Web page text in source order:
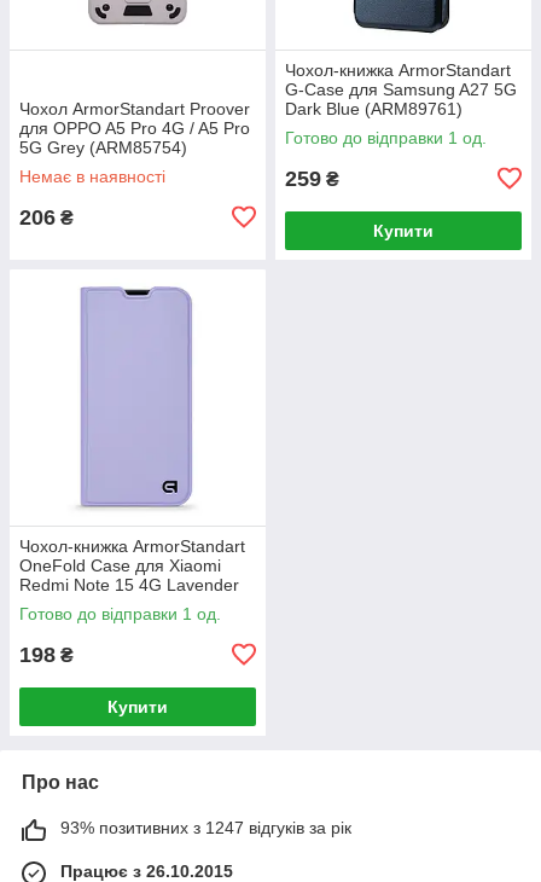
Чохол ArmorStandart Proover
для OPPO A5 Pro 4G / A5 Pro
5G Grey (ARM85754)
Немає в наявності
206 ₴
Чохол-книжка ArmorStandart
G-Case для Samsung A27 5G
Dark Blue (ARM89761)
Готово до відправки 1 од.
259 ₴
Купити
Чохол-книжка ArmorStandart
OneFold Case для Xiaomi
Redmi Note 15 4G Lavender
(ARM89983)
Готово до відправки 1 од.
198 ₴
Купити
Про нас
93% позитивних з 1247 відгуків за рік
Працює з 26.10.2015